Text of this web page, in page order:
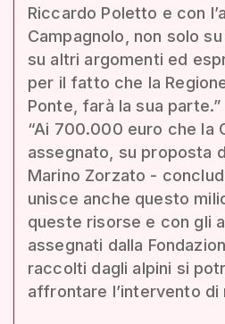
Riccardo Poletto e con
Campagnolo, non solo
su altri argomenti ed
per il fatto che la
Ponte, farà la sua parte.”
“Ai 700.000 euro che la
assegnato, su proposta
Marino Zorzato -
unisce anche questo
queste risorse e con gli
assegnati dalla
raccolti dagli alpini si
affrontare l’intervento di